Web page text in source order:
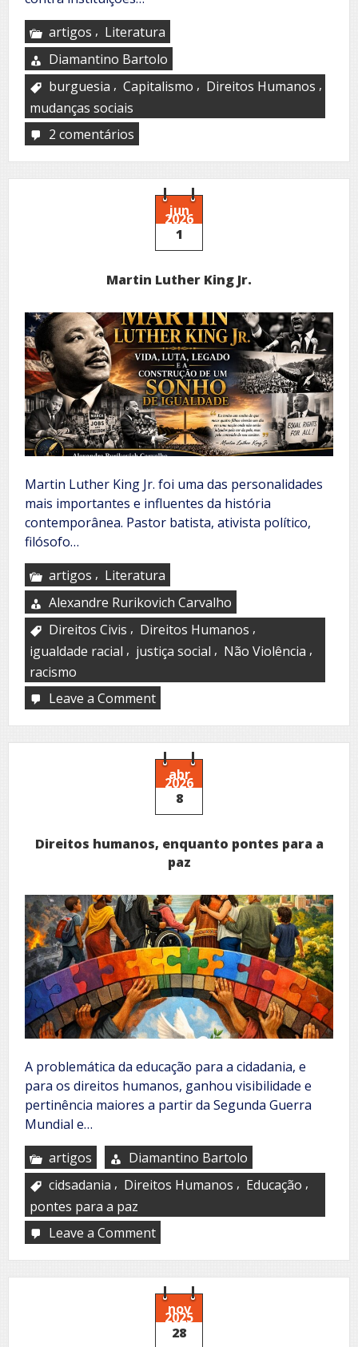
artigos , Literatura
Diamantino Bartolo
burguesia , Capitalismo , Direitos Humanos ,
mudanças sociais
2 comentários
há
sistemas
perfeitos
reger
humanidade
jun
2026
1
Martin Luther King Jr.
Martin Luther King Jr. foi uma das personalidades
mais importantes e influentes da história
contemporânea. Pastor batista, ativista político,
filósofo…
artigos , Literatura
Alexandre Rurikovich Carvalho
Direitos Civis , Direitos Humanos ,
igualdade racial , justiça social , Não Violência ,
racismo
Leave a Commenton
Luther
King
Jr.
abr
2026
8
Direitos humanos, enquanto pontes para a
paz
A problemática da educação para a cidadania, e
para os direitos humanos, ganhou visibilidade e
pertinência maiores a partir da Segunda Guerra
Mundial e…
artigos
Diamantino Bartolo
cidsadania , Direitos Humanos , Educação ,
pontes para a paz
Leave a Commenton
humanos,
enquanto
pontes
para
a
paz
nov
2025
28